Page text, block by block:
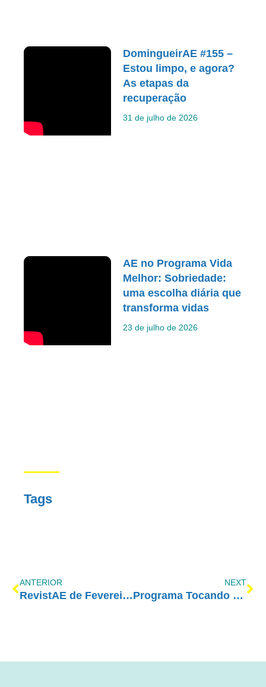
DomingueirAE #155 –
Estou limpo, e agora?
As etapas da
recuperação
31 de julho de 2026
AE no Programa Vida
Melhor: Sobriedade:
uma escolha diária que
transforma vidas
23 de julho de 2026
Tags
ANTERIOR
RevistAE de Fevereiro/2019 – Edição Digital
NEXT
Programa Tocando em Frente Família com Amor-Exigente – 09/02/2019